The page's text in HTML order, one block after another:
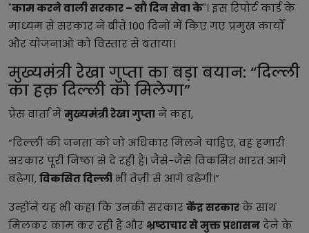
"काम करने वाली सरकार – सौ दिन सेवा के"। इस रिपोर्ट कार्ड के
माध्यम से सरकार ने बीते 100 दिनों में किए गए प्रमुख कार्यों
और योजनाओं को विस्तार से बताया।
मुख्यमंत्री रेखा गुप्ता का बड़ा बयान: “दिल्ली
का हक़ दिल्ली को मिलेगा”
प्रेस वार्ता मेंमुख्यमंत्री रेखा गुप्ताने कहा,
“दिल्ली की जनता को जो अधिकार मिलने चाहिए, वह हमारी
सरकार पूरी निष्ठा से दे रही है। जैसे-जैसे विकसित भारत आगे
बढ़ेगा,विकसित दिल्ली भी तेज़ी से आगे बढ़ेगी।”
उन्होंने यह भी कहा कि उनकी सरकारकेंद्र सरकारके साथ
मिलकर काम कर रही है और भ्रष्टाचार से मुक्त प्रशासनदेने के